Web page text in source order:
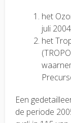
het
juli
het
Een
de periode